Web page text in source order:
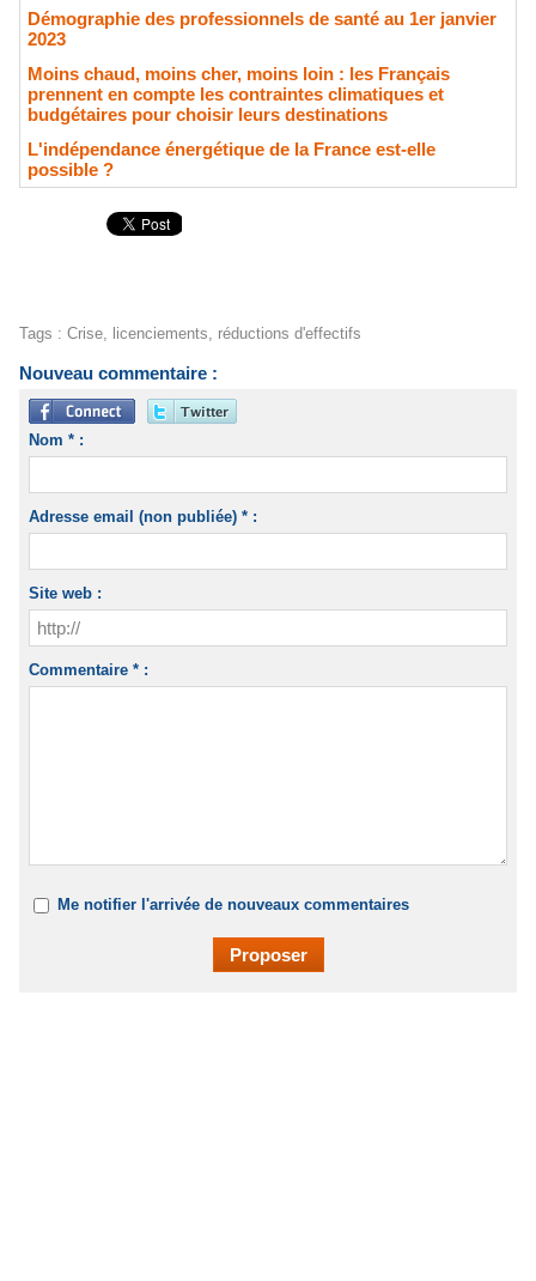
Démographie des professionnels de santé au 1er janvier
2023
Moins chaud, moins cher, moins loin : les Français
prennent en compte les contraintes climatiques et
budgétaires pour choisir leurs destinations
L'indépendance énergétique de la France est-elle
possible ?
Tags : Crise, licenciements, réductions d'effectifs
Nouveau commentaire :
Nom * :
Adresse email (non publiée) * :
Site web :
Commentaire * :
Me notifier l'arrivée de nouveaux commentaires